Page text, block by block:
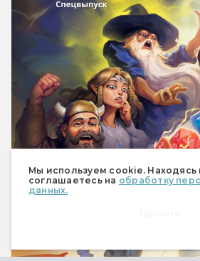
Мы используем cookie. Находясь
соглашаетесь на обработку
данных.